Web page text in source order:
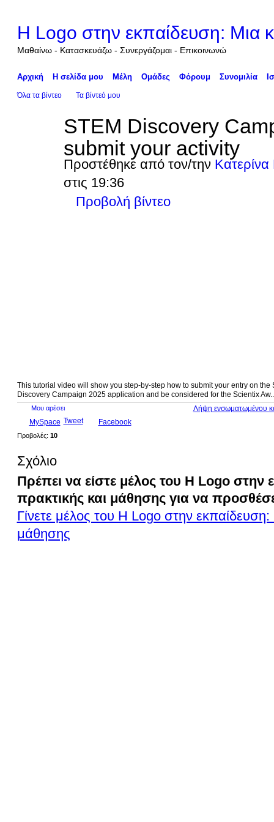
Η Logo στην εκπαίδευση: Μια
Μαθαίνω - Κατασκευάζω - Συνεργάζομαι - Επικοινωνώ
Αρχική Η σελίδα μου Μέλη Ομάδες Φόρουμ Συνομιλία
Όλα τα βίντεο Τα βίντεό μου
STEM Discovery
submit your activity
Προστέθηκε από τον/την Κατερίνα
στις 19:36
Προβολή βίντεο
This tutorial video will show you step-by-step how to submit your entry on the
Discovery Campaign 2025 application and be considered for the Scientix
Μου αρέσει
MySpace Tweet Facebook
Προβολές: 10
Λήψη ενσωματωμένου
Σχόλιο
Πρέπει να είστε μέλος του Η Logo στην
πρακτικής και μάθησης για να
Γίνετε μέλος του Η Logo στην εκπαίδευση:
μάθησης